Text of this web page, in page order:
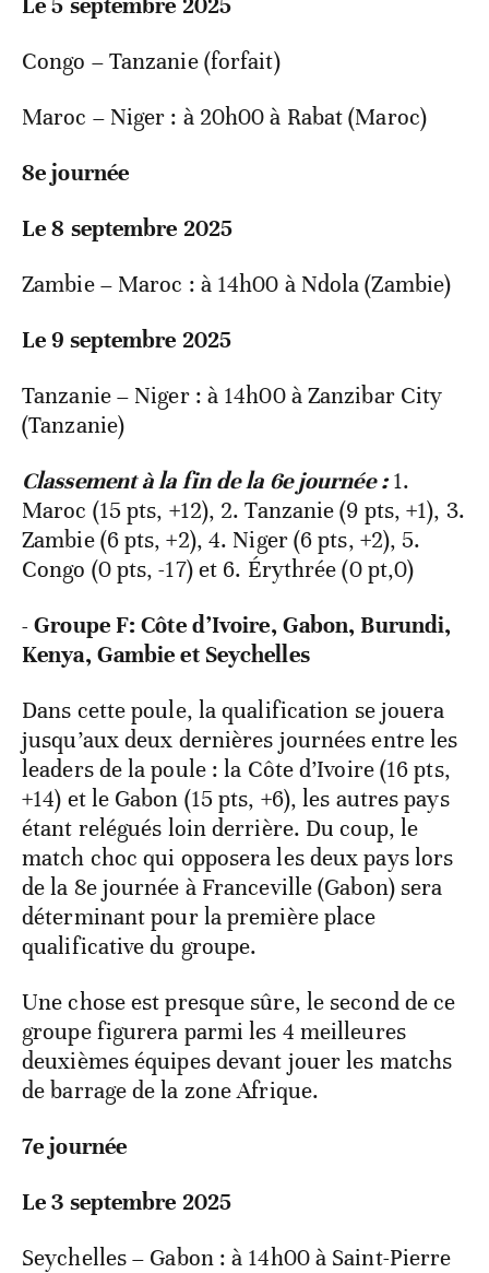
Congo – Tanzanie (forfait)
Maroc – Niger : à 20h00 à Rabat (Maroc)
8e journée
Le 8 septembre 2025
Zambie – Maroc : à 14h00 à Ndola (Zambie)
Le 9 septembre 2025
Tanzanie – Niger : à 14h00 à Zanzibar City
(Tanzanie)
Classement à la fin de la 6e journée :1.
Maroc (15 pts, +12), 2. Tanzanie (9 pts, +1), 3.
Zambie (6 pts, +2), 4. Niger (6 pts, +2), 5.
Congo (0 pts, -17) et 6. Érythrée (0 pt,0)
- Groupe F: Côte d’Ivoire, Gabon, Burundi,
Kenya, Gambie et Seychelles
Dans cette poule, la qualification se jouera
jusqu’aux deux dernières journées entre les
leaders de la poule : la Côte d’Ivoire (16 pts,
+14) et le Gabon (15 pts, +6), les autres pays
étant relégués loin derrière. Du coup, le
match choc qui opposera les deux pays lors
de la 8e journée à Franceville (Gabon) sera
déterminant pour la première place
qualificative du groupe.
Une chose est presque sûre, le second de ce
groupe figurera parmi les 4 meilleures
deuxièmes équipes devant jouer les matchs
de barrage de la zone Afrique.
7e journée
Le 3 septembre 2025
Seychelles – Gabon : à 14h00 à Saint-Pierre